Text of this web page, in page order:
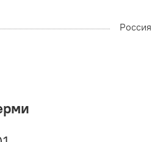
Россия